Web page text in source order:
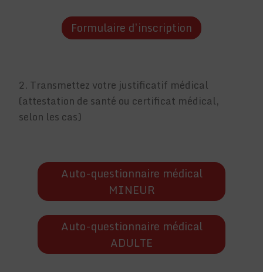
Formulaire d’inscription
2. Transmettez votre justificatif médical
(attestation de santé ou certificat médical,
selon les cas)
Auto-questionnaire médical
MINEUR
Auto-questionnaire médical
ADULTE